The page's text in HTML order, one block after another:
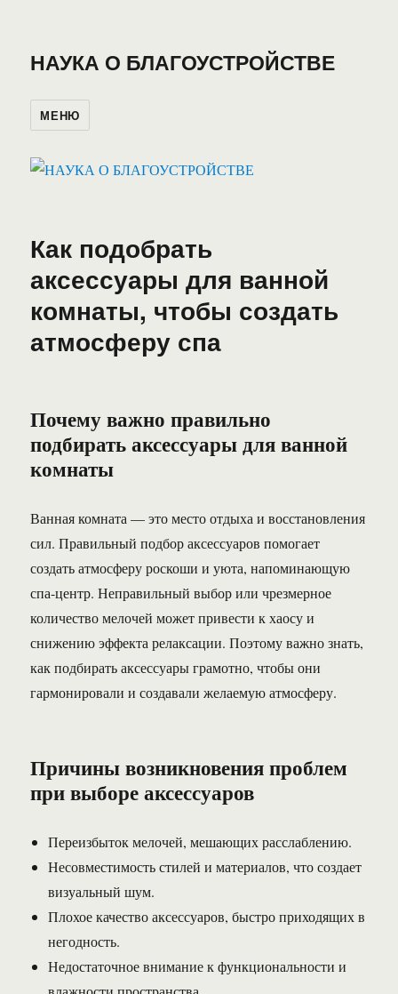
НАУКА О БЛАГОУСТРОЙСТВЕ
МЕНЮ
Как подобрать
аксессуары для ванной
комнаты, чтобы создать
атмосферу спа
Почему важно правильно
подбирать аксессуары для ванной
комнаты
Ванная комната — это место отдыха и восстановления
сил. Правильный подбор аксессуаров помогает
создать атмосферу роскоши и уюта, напоминающую
спа-центр. Неправильный выбор или чрезмерное
количество мелочей может привести к хаосу и
снижению эффекта релаксации. Поэтому важно знать,
как подбирать аксессуары грамотно, чтобы они
гармонировали и создавали желаемую атмосферу.
Причины возникновения проблем
при выборе аксессуаров
Переизбыток мелочей, мешающих расслаблению.
Несовместимость стилей и материалов, что создает
визуальный шум.
Плохое качество аксессуаров, быстро приходящих в
негодность.
Недостаточное внимание к функциональности и